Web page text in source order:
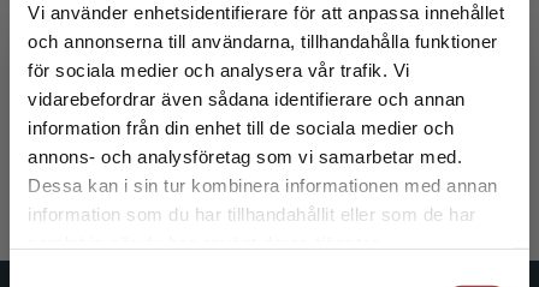
Vi använder enhetsidentifierare för att anpassa innehållet
och annonserna till användarna, tillhandahålla funktioner
för sociala medier och analysera vår trafik. Vi
vidarebefordrar även sådana identifierare och annan
information från din enhet till de sociala medier och
annons- och analysföretag som vi samarbetar med.
Dessa kan i sin tur kombinera informationen med annan
information som du har tillhandahållit eller som de har
Begränsad fraktregion
Det verkar som att du besöker
studentlitteratur.se via en enhet utanför Sverige.
Digitalisering av högre utbildning
Hrastinski, Stefan (red)
370 krinkl. moms
Exkl. moms: 349 kr